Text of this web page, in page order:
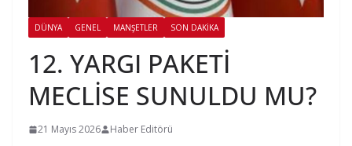
DÜNYA GENEL MANŞETLER SON DAKIKA
12. YARGI PAKETİ
MECLİSE SUNULDU MU?
21 Mayıs 2026 Haber Editörü